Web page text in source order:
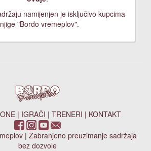
namijenjen je isključivo kupcima
"Bordo vremeplov".
| IGRAČI | TRENERI | KONTAKT
| Zabranjeno preuzimanje sadržaja
bez dozvole